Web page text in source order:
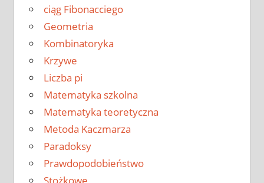
ciąg Fibonacciego
Geometria
Kombinatoryka
Krzywe
Liczba pi
Matematyka szkolna
Matematyka teoretyczna
Metoda Kaczmarza
Paradoksy
Prawdopodobieństwo
Stożkowe